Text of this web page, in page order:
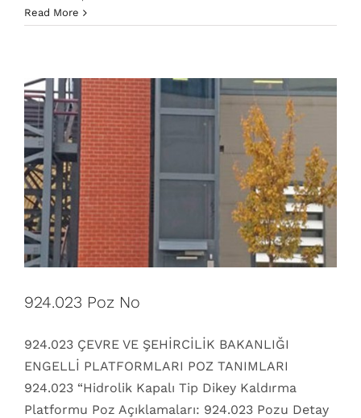
Read Moredikey kuyusuz asansör sistemleri
poz numaraları Poz No Poz numaraları
924.023 Poz No
924.023 ÇEVRE VE ŞEHİRCİLİK BAKANLIĞI
ENGELLİ PLATFORMLARI POZ TANIMLARI
924.023 “Hidrolik Kapalı Tip Dikey Kaldırma
Platformu Poz Açıklamaları: 924.023 Pozu Detay